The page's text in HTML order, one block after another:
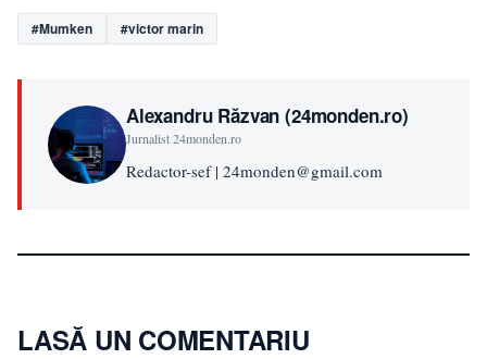
#Mumken #victor marin
Alexandru Răzvan (24monden.ro)
Jurnalist 24monden.ro
Redactor-sef | 24monden@gmail.com
LASĂ UN COMENTARIU